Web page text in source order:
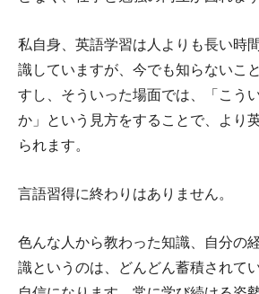
私自身、英語学習は人よりも長い時
識していますが、今でも知らないこ
すし、そういった場面では、「こう
か」という見方をすることで、より
られます。
言語習得に終わりはありません。
色んな人から教わった知識、自分の
識というのは、どんどん蓄積されて